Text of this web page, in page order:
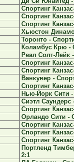
Спортинг
Спортинг
Спортинг
Хьюстон Динамо
Торонто -
Коламбус Крю -
Реал Солт-Лейк
Спортинг
Спортинг
Ванкувер -
Спортинг
Нью-Йорк Сити -
Сиэтл Саундерс
Спортинг
Орландо Сити -
Спортинг
Спортинг
Спортинг
Портленд
2:1